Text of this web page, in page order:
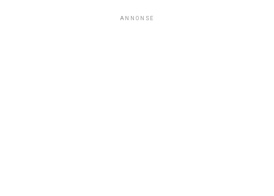
ANNONSE